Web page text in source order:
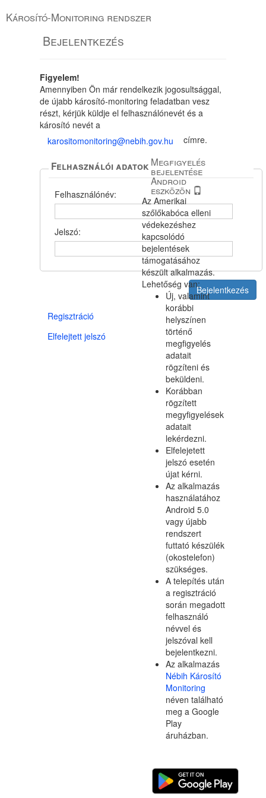
Károsító-Monitoring rendszer
Bejelentkezés
Figyelem!
Amennyiben Ön már rendelkezik jogosultsággal,
de újabb károsító-monitoring feladatban vesz
részt, kérjük küldje el felhasználónevét és a
károsító nevét a
karositomonitoring@nebih.gov.hu
címre.
Felhasználói adatok
Felhasználónév:
Jelszó:
Regisztráció
Elfelejtett jelszó
Megfigyelés
bejelentése
Android
eszközön
Az Amerikai
szőlőkabóca elleni
védekezéshez
kapcsolódó
bejelentések
támogatásához
készült alkalmazás.
Lehetőség van:
Új, valamint
korábbi
helyszínen
történő
megfigyelés
adatait
rögzíteni és
beküldeni.
Korábban
rögzített
megyfigyelések
adatait
lekérdezni.
Elfelejetett
jelszó esetén
újat kérni.
Az alkalmazás
használatához
Android 5.0
vagy újabb
rendszert
futtató készülék
(okostelefon)
szükséges.
A telepítés után
a regisztráció
során megadott
felhasználó
névvel és
jelszóval kell
bejelentkezni.
Az alkalmazás
Nébih Károsító
Monitoring
néven található
meg a Google
Play
áruházban.